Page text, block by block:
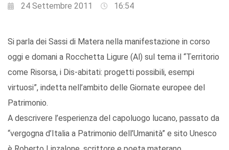
24 Settembre 2011 16:54
Si parla dei Sassi di Matera nella manifestazione in corso
oggi e domani a Rocchetta Ligure (Al) sul tema il “Territorio
come Risorsa, i Dis-abitati: progetti possibili, esempi
virtuosi”, indetta nell’ambito delle Giornate europee del
Patrimonio.
A descrivere l’esperienza del capoluogo lucano, passato da
“vergogna d’Italia a Patrimonio dell’Umanità” e sito Unesco